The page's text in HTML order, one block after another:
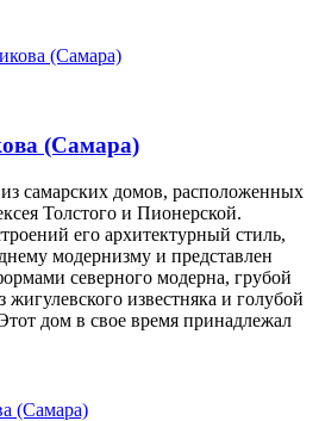
(Самара)
самарских домов, расположенных
Толстого и Пионерской.
его архитектурный стиль,
модернизму и представлен
северного модерна, грубой
известняка и голубой
дом в свое время принадлежал